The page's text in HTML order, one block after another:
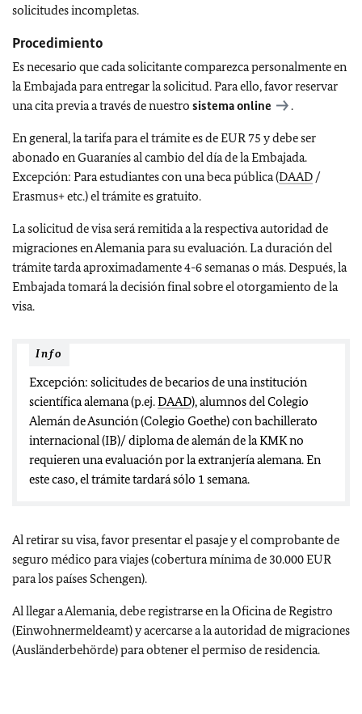
solicitudes incompletas.
Procedimiento
Es necesario que cada solicitante comparezca personalmente en
la Embajada para entregar la solicitud. Para ello, favor reservar
una cita previa a través de nuestro sistema online .
En general, la tarifa para el trámite es de EUR 75 y debe ser
abonado en Guaraníes al cambio del día de la Embajada.
Excepción: Para estudiantes con una beca pública (DAAD /
Erasmus+ etc.) el trámite es gratuito.
La solicitud de visa será remitida a la respectiva autoridad de
migraciones en Alemania para su evaluación. La duración del
trámite tarda aproximadamente 4-6 semanas o más. Después, la
Embajada tomará la decisión final sobre el otorgamiento de la
visa.
Info
Excepción: solicitudes de becarios de una institución
scientífica alemana (p.ej.DAAD), alumnos del Colegio
Alemán de Asunción (Colegio Goethe) con bachillerato
internacional (IB)/ diploma de alemán de la KMK no
requieren una evaluación por la extranjería alemana. En
este caso, el trámite tardará sólo 1 semana.
Al retirar su visa, favor presentar el pasaje y el comprobante de
seguro médico para viajes (cobertura mínima de 30.000 EUR
para los países Schengen).
Al llegar a Alemania, debe registrarse en la Oficina de Registro
(Einwohnermeldeamt) y acercarse a la autoridad de migraciones
(Ausländerbehörde) para obtener el permiso de residencia.